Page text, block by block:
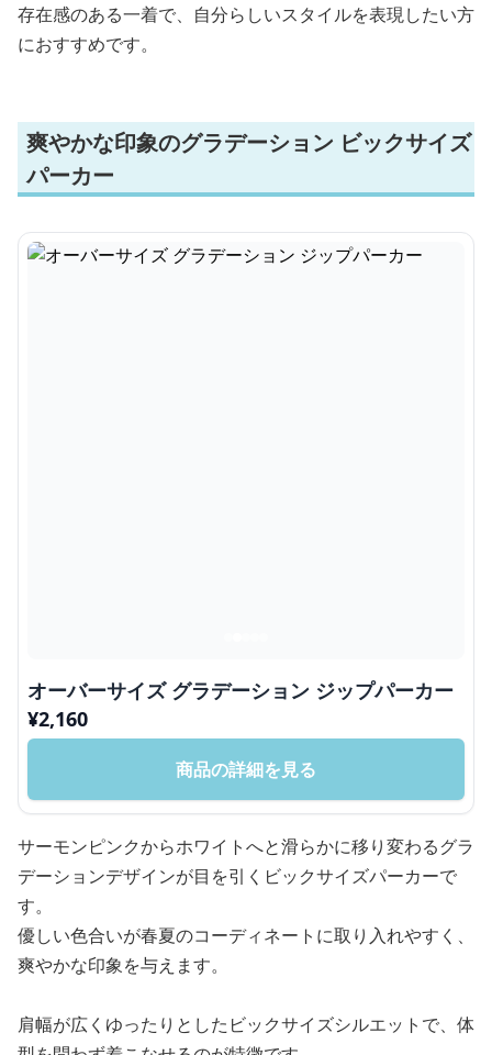
存在感のある一着で、自分らしいスタイルを表現したい方
におすすめです。
爽やかな印象のグラデーション ビックサイズ
パーカー
オーバーサイズ グラデーション ジップパーカー
¥2,160
商品の詳細を見る
サーモンピンクからホワイトへと滑らかに移り変わるグラ
デーションデザインが目を引くビックサイズパーカーで
す。
優しい色合いが春夏のコーディネートに取り入れやすく、
爽やかな印象を与えます。
肩幅が広くゆったりとしたビックサイズシルエットで、体